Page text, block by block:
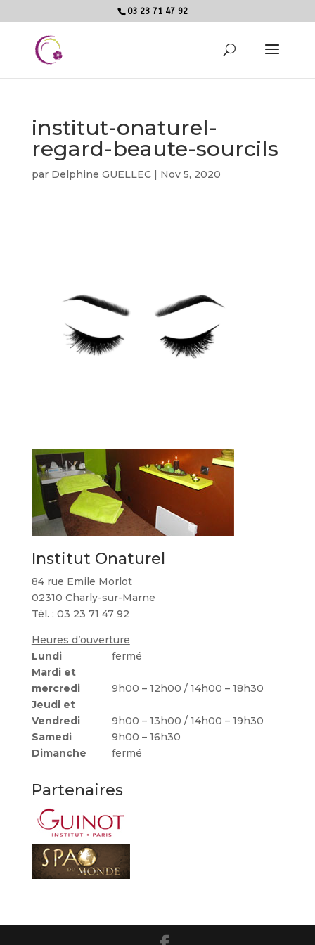
03 23 71 47 92
institut-onaturel-
regard-beaute-sourcils
par Delphine GUELLEC| Nov 5, 2020
Institut Onaturel
84 rue Emile Morlot
02310 Charly-sur-Marne
Tél. : 03 23 71 47 92
Heures d’ouverture
Lundi
fermé
Mardi et
mercredi
9h00 – 12h00 / 14h00 – 18h30
Jeudi et
Vendredi
9h00 – 13h00 / 14h00 – 19h30
Samedi
9h00 – 16h30
Dimanche
fermé
Partenaires